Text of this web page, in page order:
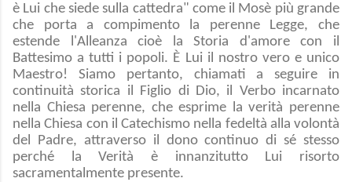
è Lui che siede sulla cattedra" come il Mosè più grande
che porta a compimento la perenne Legge, che
estende l'Alleanza cioè la Storia d'amore con il
Battesimo a tutti i popoli. È Lui il nostro vero e unico
Maestro! Siamo pertanto, chiamati a seguire in
continuità storica il Figlio di Dio, il Verbo incarnato
nella Chiesa perenne, che esprime la verità perenne
nella Chiesa con il Catechismo nella fedeltà alla volontà
del Padre, attraverso il dono continuo di sé stesso
perché la Verità è innanzitutto Lui risorto
sacramentalmente presente.